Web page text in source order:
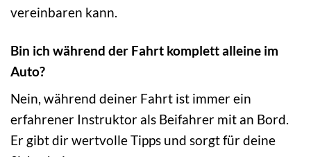
vereinbaren kann.
Bin ich während der Fahrt komplett alleine im
Auto?
Nein, während deiner Fahrt ist immer ein
erfahrener Instruktor als Beifahrer mit an Bord.
Er gibt dir wertvolle Tipps und sorgt für deine